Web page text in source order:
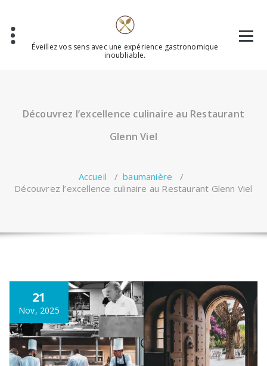
contenu
Éveillez vos sens avec une expérience gastronomique
inoubliable.
Découvrez l’excellence culinaire au Restaurant
Glenn Viel
Accueil /baumanière /
Découvrez l’excellence culinaire au Restaurant Glenn Viel
21
Nov, 2025